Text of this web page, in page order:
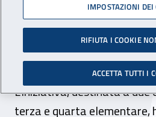
A Cagliari la
edizione del
caccia di
L'iniziativa, destinata a due
terza e quarta elementare,
IMPOSTAZIONI DEI
RIFIUTA I COOKIE
ACCETTA TUTTI I